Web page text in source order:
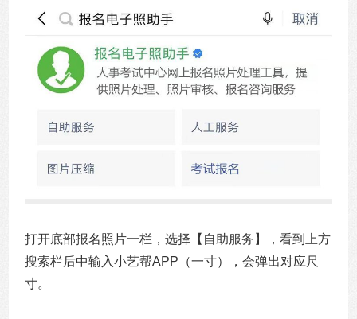
打开底部报名照片一栏，选择【自助服务】，看到上方
搜索栏后中输入小艺帮APP（一寸），会弹出对应尺
寸。